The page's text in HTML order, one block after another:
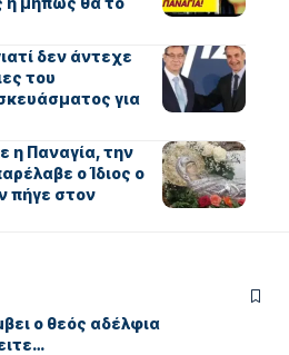
δεν άντεχε
του
για
η Παναγία, την
ο Ίδιος ο
πήγε στον
ο θεός αδέλφια